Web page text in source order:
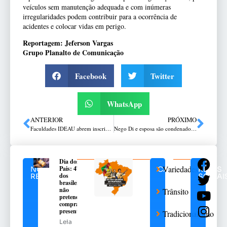
veículos sem manutenção adequada e com inúmeras
irregularidades podem contribuir para a ocorrência de
acidentes e colocar vidas em perigo.
Reportagem: Jeferson Vargas
Grupo Planalto de Comunicação
Facebook Twitter
WhatsApp
ANTERIOR
Faculdades IDEAU abrem inscrições para o Vestibular de Inverno Agendado
PRÓXIMO
Nego Di e esposa são condenados à prisão por lavagem de dinheiro
NOTÍCIAS
RELACIONADAS
Dia dos
Pais: 47%
dos
brasileiros
não
pretendem
comprar
presente
Leia
CATEGORIAS
Variedades
Trânsito
Tradicionalismo
REDES